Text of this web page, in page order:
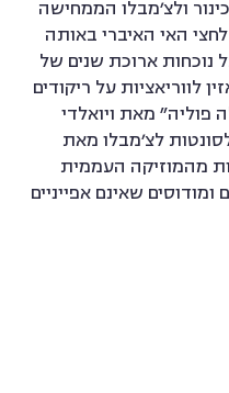
ולצ׳מבלו הממחישה
האי האיברי באותה
ארוכת שנים של
לווריאציות על ריקודים
פוליה״ מאת ויואלדי
לצ׳מבלו מאת
מהמוזיקה העממית
שאינם אפייניים